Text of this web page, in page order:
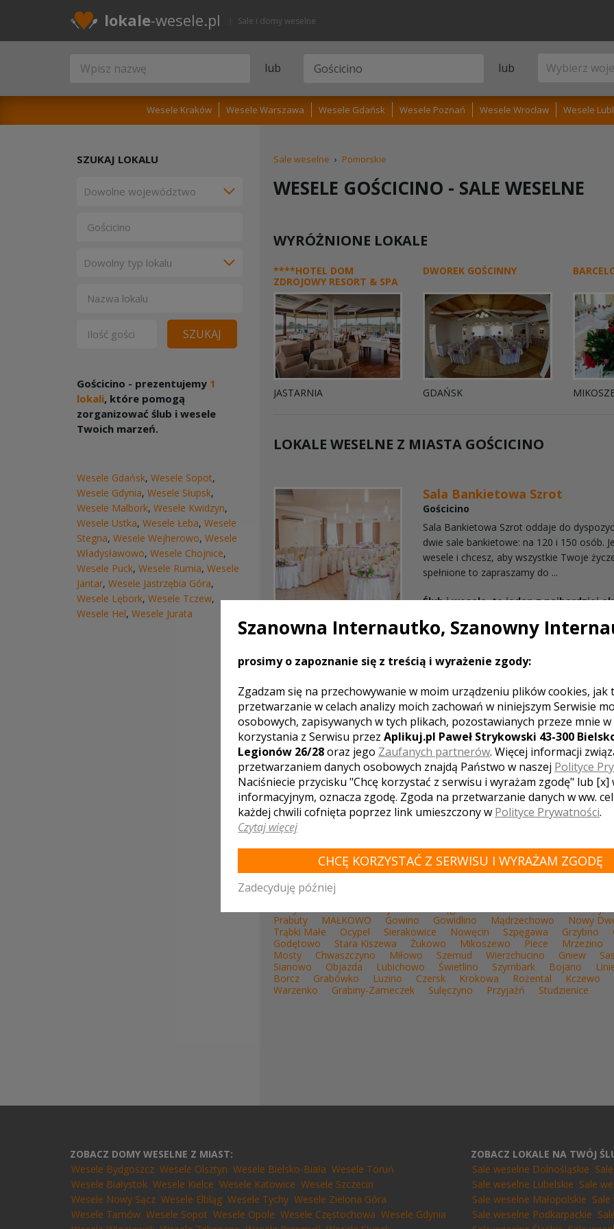
lokale-wesele.pl Sale i domy weselne
lub lub
Wesele Kraków Wesele Warszawa Wesele Gdańsk Wesele Poznań Wesele Wrocław Wesele
Sale weselne › Pomorskie
WESELE GOŚCICINO - SALE WESELNE
WYRÓŻNIONE LOKALE
****HOTEL DOM
ZDROJOWY RESORT & SPA
JASTARNIA
DWOREK GOŚCINNY
GDAŃSK
LOKALE WESELNE Z MIASTA GOŚCICINO
Sala Bankietowa Szrot
Gościcino
Sala Bankietowa Szrot oddaje do
dwie sale bankietowe: na 120 i 150 osób.
wesele i chcesz, aby wszystkie Twoje
spełnione to zapraszamy do ...
Ślub i wesele, to jeden z najbardziej
zapraszamy Państwa do Naszej Sali
LOKALE ZNAJDUJĄCE SIĘ W POBLIŻU MIASTA
Gościniec " Oycowa Z...
Gowino
WOJEWÓDZTWO POMORSKIE - ZOBACZ LISTĘ
Pruszcz Gdański
Krynica Morska
Prabuty
MAŁKOWO Gowino Gowidlino Mądrzechowo Nowy
Trąbki Małe
Ocypel Sierakowice Nowęcin Szpęgawa Grzybno
Godętowo
Stara Kiszewa Żukowo Mikoszewo Piece Mrzezino
Mosty
Chwaszczyno Miłowo Szemud Wierzchucino Gniew
Sianowo
Objazda Lubichowo Świetlino Szymbark Bojano
Borcz
Grabówko Luzino Czersk Krokowa Rożental Kczewo
Warzenko
Grabiny-Zameczek Sulęczyno Przyjaźń Studzienice
SZUKAJ LOKALU
SZUKAJ
Gościcino - prezentujemy 1
lokali, które pomogą
zorganizować ślub i wesele
Twoich marzeń.
Wesele Gdańsk, Wesele Sopot,
Wesele Gdynia, Wesele Słupsk,
Wesele Malbork, Wesele Kwidzyn,
Wesele Ustka, Wesele Łeba, Wesele
Stegna, Wesele Wejherowo, Wesele
Władysławowo, Wesele Chojnice,
Wesele Puck, Wesele Rumia, Wesele
Jantar, Wesele Jastrzębia Góra,
Wesele Lębork, Wesele Tczew,
Wesele Hel, Wesele Jurata
ZOBACZ DOMY WESELNE Z MIAST:
Wesele Bydgoszcz Wesele Olsztyn Wesele Bielsko-Biała Wesele Toruń
Wesele Białystok Wesele Kielce Wesele Katowice Wesele Szczecin
Wesele Nowy Sącz Wesele Elbląg Wesele Tychy Wesele Zielona Góra
Wesele Tarnów Wesele Sopot Wesele Opole Wesele Częstochowa Wesele Gdynia
ZOBACZ LOKALE NA TWÓJ
Sale weselne Dolnośląskie
Sale weselne Lubelskie Sale
Sale weselne Małopolskie
Sale weselne Podkarpackie
Szanowna Internautko, Szanowny
prosimy o zapoznanie się z treścią i wyrażenie zgody:
Zgadzam się na przechowywanie w moim urządzeniu plików cookies, jak
przetwarzanie w celach analizy moich zachowań w niniejszym Serwisie
osobowych, zapisywanych w tych plikach, pozostawianych przeze mnie w
korzystania z Serwisu przez Aplikuj.pl Paweł Strykowski 43-300
Legionów 26/28oraz jego Zaufanych partnerów. Więcej informacji
przetwarzaniem danych osobowych znajdą Państwo w naszej Polityce
Naciśniecie przycisku "Chcę korzystać z serwisu i wyrażam zgodę" lub [x]
informacyjnym, oznacza zgodę. Zgoda na przetwarzanie danych w ww.
każdej chwili cofnięta poprzez link umieszczony w Polityce Prywatności.
Czytaj więcej
CHCĘ KORZYSTAĆ Z SERWISU I WYRAŻAM ZGODĘ
Zadecyduję później